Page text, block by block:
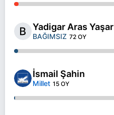
Yadigar Aras Yaşar
BAĞIMSIZ 72 OY
İsmail Şahin
Millet 15 OY